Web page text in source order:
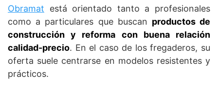
Obramat está orientado tanto a profesionales
como a particulares que buscan productos de
construcción y reforma con buena relación
calidad-precio. En el caso de los fregaderos, su
oferta suele centrarse en modelos resistentes y
prácticos.